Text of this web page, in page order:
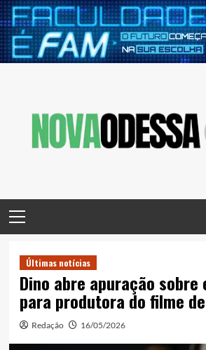
Menu
Últimas notícias
Dino abre apuração sobre
para produtora do filme
Redação 16/05/2026